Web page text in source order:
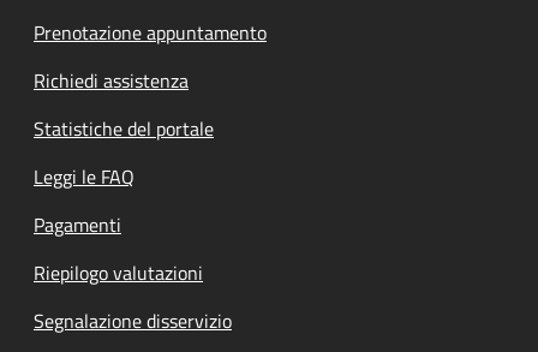
Prenotazione appuntamento
Richiedi assistenza
Statistiche del portale
Leggi le FAQ
Pagamenti
Riepilogo valutazioni
Segnalazione disservizio